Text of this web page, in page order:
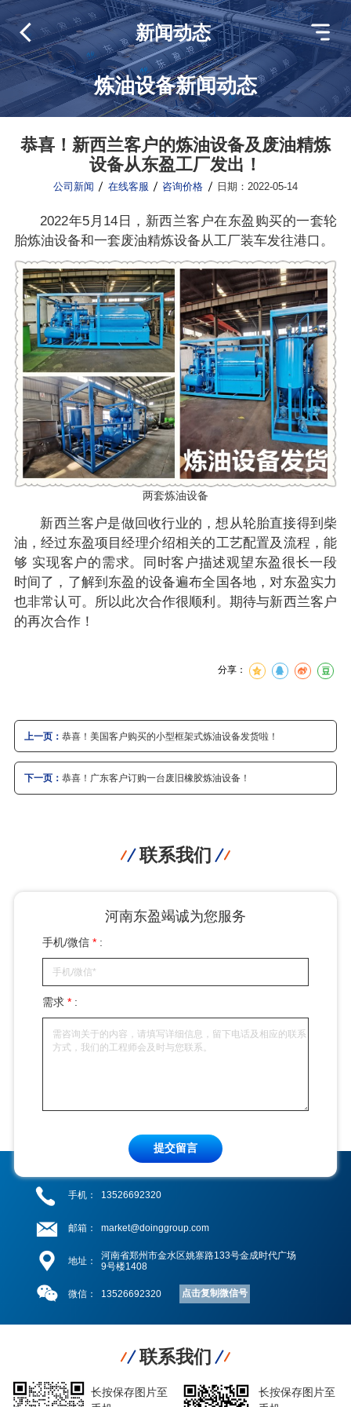
炼油设备新闻动态
新闻动态
恭喜！新西兰客户的炼油设备及废油精炼
设备从东盈工厂发出！
公司新闻 在线客服 咨询价格 日期：2022-05-14
2022年5月14日，新西兰客户在东盈购买的一套轮
胎炼油设备和一套废油精炼设备从工厂装车发往港口。
两套炼油设备
新西兰客户是做回收行业的，想从轮胎直接得到柴
油，经过东盈项目经理介绍相关的工艺配置及流程，能
够 实现客户的需求。同时客户描述观望东盈很长一段
时间了，了解到东盈的设备遍布全国各地，对东盈实力
也非常认可。所以此次合作很顺利。期待与新西兰客户
的再次合作！
分享：
上一页： 恭喜！美国客户购买的小型框架式炼油设备发货啦！
下一页： 恭喜！广东客户订购一台废旧橡胶炼油设备！
联系我们
河南东盈竭诚为您服务
手机/微信* :
需求* :
提交留言
手机： 13526692320
邮箱： market@doinggroup.com
地址：
河南省郑州市金水区姚寨路133号金成时代广场
9号楼1408
微信： 13526692320 点击复制微信号
联系我们
长按保存图片至
长按保存图片至